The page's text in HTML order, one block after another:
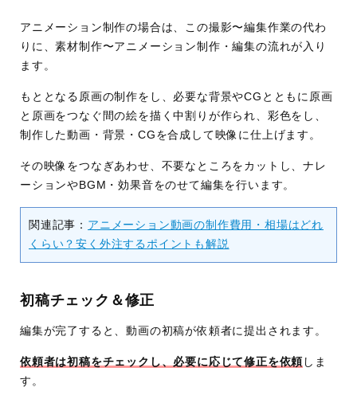
アニメーション制作の場合は、この撮影〜編集作業の代わ
りに、素材制作〜アニメーション制作・編集の流れが入り
ます。
もととなる原画の制作をし、必要な背景やCGとともに原画
と原画をつなぐ間の絵を描く中割りが作られ、彩色をし、
制作した動画・背景・CGを合成して映像に仕上げます。
その映像をつなぎあわせ、不要なところをカットし、ナレ
ーションやBGM・効果音をのせて編集を行います。
関連記事： アニメーション動画の制作費用・相場はどれ
くらい？安く外注するポイントも解説
初稿チェック＆修正
編集が完了すると、動画の初稿が依頼者に提出されます。
依頼者は初稿をチェックし、必要に応じて修正を依頼 しま
す。